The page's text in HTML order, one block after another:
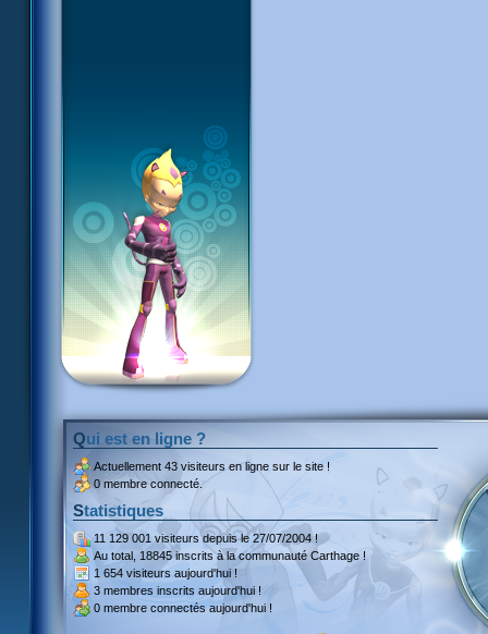
Qui est en ligne ?
Actuellement 43 visiteurs en ligne sur le site !
0 membre connecté.
Statistiques
11 129 001 visiteursdepuis le 27/07/2004 !
Au total, 18845 inscritsà la communauté Carthage !
1 654 visiteurs aujourd'hui !
3 membres inscrits aujourd'hui !
0 membre connectés aujourd'hui !